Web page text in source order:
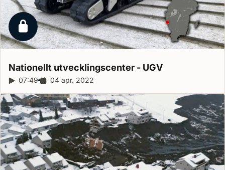
Låst reportage
Nationellt utvecklingscenter - UGV
Reportagelängd:
07:49 Releasedatum:
04 apr. 2022